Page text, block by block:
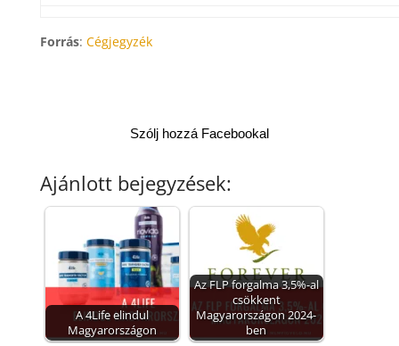
Forrás: Cégjegyzék
Szólj hozzá Facebookal
Ajánlott bejegyzések:
A 4Life elindul
Magyarországon
Az FLP forgalma 3,5%-al
csökkent
Magyarországon 2024-
ben